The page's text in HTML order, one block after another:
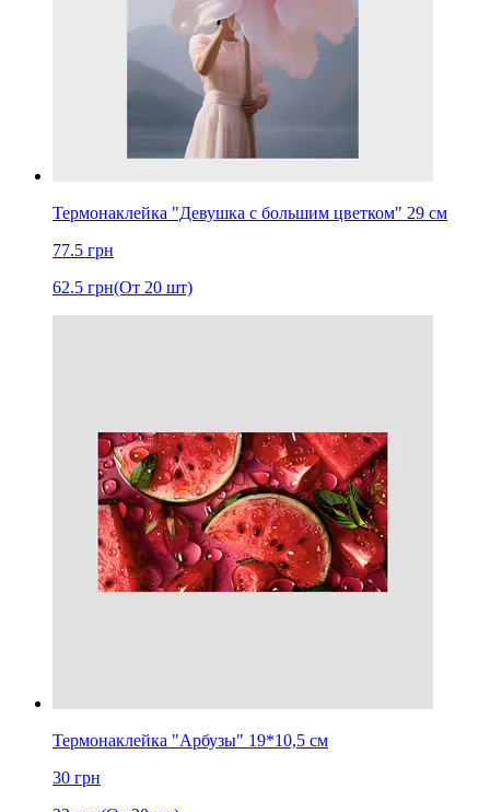
Термонаклейка "Девушка с большим цветком" 29 см
77.5 грн
62.5 грн(От 20 шт)
Термонаклейка "Арбузы" 19*10,5 см
30 грн